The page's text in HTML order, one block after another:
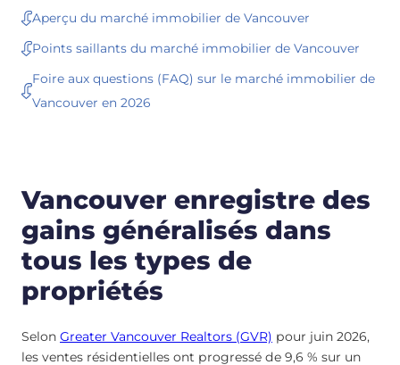
Aperçu du marché immobilier de Vancouver
Points saillants du marché immobilier de Vancouver
Foire aux questions (FAQ) sur le marché immobilier de
Vancouver en 2026
Vancouver enregistre des
gains généralisés dans
tous les types de
propriétés
Selon Greater Vancouver Realtors (GVR) pour juin 2026,
les ventes résidentielles ont progressé de 9,6 % sur un